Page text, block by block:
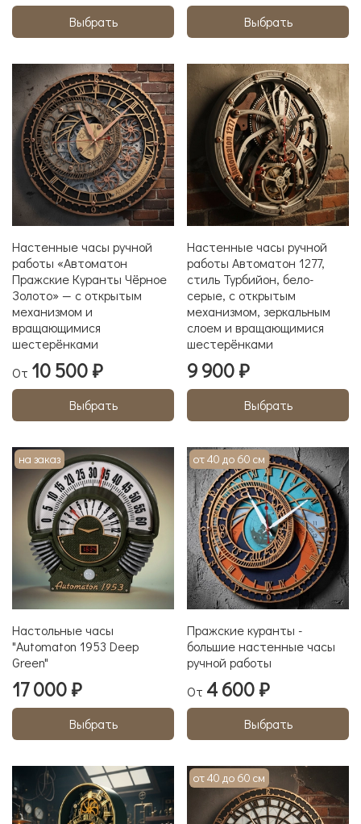
Выбрать Выбрать
Настенные часы ручной
работы «Автоматон
Пражские Куранты Чёрное
Золото» — с открытым
механизмом и
вращающимися
шестерёнками
От 10 500 ₽
Выбрать
Настенные часы ручной
работы Автоматон 1277,
стиль Турбийон, бело-
серые, с открытым
механизмом, зеркальным
слоем и вращающимися
шестерёнками
9 900 ₽
Выбрать
на заказ
Настольные часы
"Аutomaton 1953 Deep
Green"
17 000 ₽
Выбрать
от 40 до 60 см
Пражские куранты -
большие настенные часы
ручной работы
От 4 600 ₽
Выбрать
от 40 до 60 см